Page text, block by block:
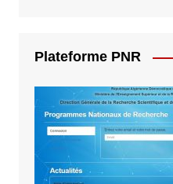
Plateforme PNR